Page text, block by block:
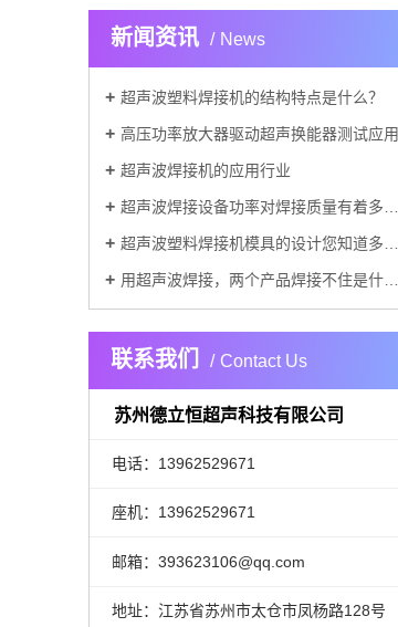
新闻资讯 News
超声波塑料焊接机的结构特点是什么？
高压功率放大器驱动超声换能器测试应用
超声波焊接机的应用行业
超声波焊接设备功率对焊接质量有着多方面的重要影响
超声波塑料焊接机模具的设计您知道多少？
用超声波焊接，两个产品焊接不住是什么原因？
联系我们 Contact Us
苏州德立恒超声科技有限公司
电话：13962529671
座机：13962529671
邮箱：393623106@qq.com
地址：江苏省苏州市太仓市凤杨路128号